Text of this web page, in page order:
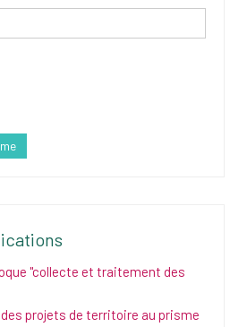
"collecte et traitement des
projets de territoire au prisme